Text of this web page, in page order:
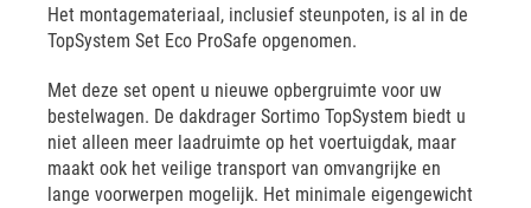
Het montagemateriaal, inclusief steunpoten, is al in de
TopSystem Set Eco ProSafe opgenomen.
Met deze set opent u nieuwe opbergruimte voor uw
bestelwagen. De dakdrager Sortimo TopSystem biedt u
niet alleen meer laadruimte op het voertuigdak, maar
maakt ook het veilige transport van omvangrijke en
lange voorwerpen mogelijk. Het minimale eigengewicht